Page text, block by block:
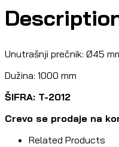
Unutrašnji prečnik: Ø45
Dužina: 1000 mm
ŠIFRA: T-2012
Crevo se prodaje na
Related Products